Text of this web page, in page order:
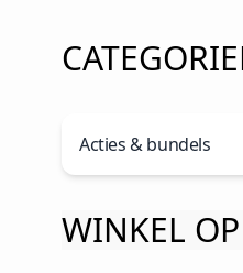
Acties & bundels
WINKEL OP